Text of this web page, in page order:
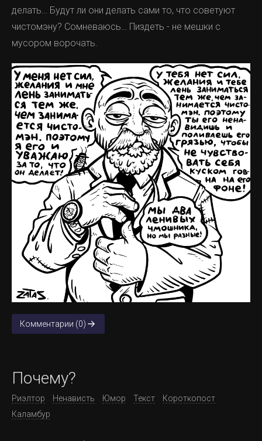
делать… Будут ли они делать сами то, что советуют
чистомэну? Сомневаюсь… Пиздеть - не мешки с
мусором ворочать.
Комментарии (0)
Почему?
Риэлтор Ненависть Юмор Текст
Короткопост
Каламбур